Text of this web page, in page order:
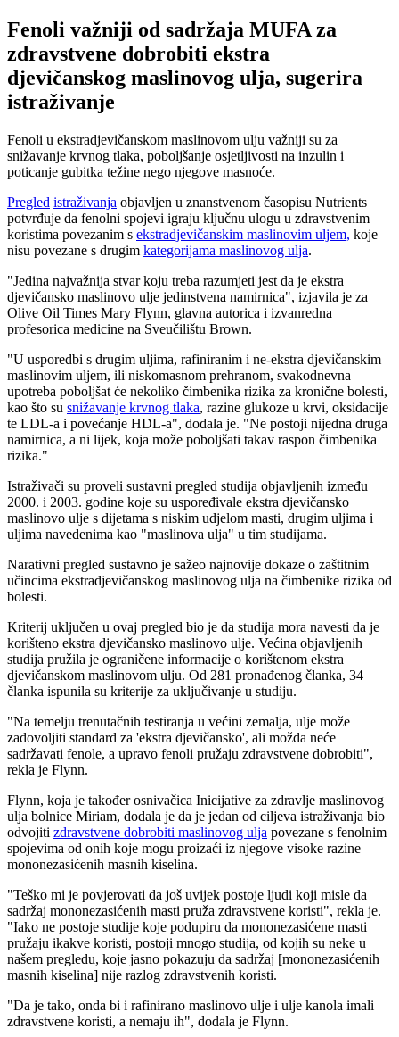
Fenoli važniji od sadržaja MUFA za
zdravstvene dobrobiti ekstra
djevičanskog maslinovog ulja, sugerira
istraživanje
Fenoli u ekstradjevičanskom maslinovom ulju važniji su za
snižavanje krvnog tlaka, poboljšanje osjetljivosti na inzulin i
poticanje gubitka težine nego njegove masnoće.
Pregled istraživanja objavljen u znanstvenom časopisu Nutrients
potvrđuje da fenolni spojevi igraju ključnu ulogu u zdravstvenim
koristima povezanim s ekstradjevičanskim maslinovim uljem, koje
nisu povezane s drugim kategorijama maslinovog ulja.
"Jedina najvažnija stvar koju treba razumjeti jest da je ekstra
djevičansko maslinovo ulje jedinstvena namirnica", izjavila je za
Olive Oil Times Mary Flynn, glavna autorica i izvanredna
profesorica medicine na Sveučilištu Brown.
"U usporedbi s drugim uljima, rafiniranim i ne-ekstra djevičanskim
maslinovim uljem, ili niskomasnom prehranom, svakodnevna
upotreba poboljšat će nekoliko čimbenika rizika za kronične bolesti,
kao što su snižavanje krvnog tlaka, razine glukoze u krvi, oksidacije
te LDL-a i povećanje HDL-a", dodala je. "Ne postoji nijedna druga
namirnica, a ni lijek, koja može poboljšati takav raspon čimbenika
rizika."
Istraživači su proveli sustavni pregled studija objavljenih između
2000. i 2003. godine koje su uspoređivale ekstra djevičansko
maslinovo ulje s dijetama s niskim udjelom masti, drugim uljima i
uljima navedenima kao "maslinova ulja" u tim studijama.
Narativni pregled sustavno je sažeo najnovije dokaze o zaštitnim
učincima ekstradjevičanskog maslinovog ulja na čimbenike rizika od
bolesti.
Kriterij uključen u ovaj pregled bio je da studija mora navesti da je
korišteno ekstra djevičansko maslinovo ulje. Većina objavljenih
studija pružila je ograničene informacije o korištenom ekstra
djevičanskom maslinovom ulju. Od 281 pronađenog članka, 34
članka ispunila su kriterije za uključivanje u studiju.
"Na temelju trenutačnih testiranja u većini zemalja, ulje može
zadovoljiti standard za 'ekstra djevičansko', ali možda neće
sadržavati fenole, a upravo fenoli pružaju zdravstvene dobrobiti",
rekla je Flynn.
Flynn, koja je također osnivačica Inicijative za zdravlje maslinovog
ulja bolnice Miriam, dodala je da je jedan od ciljeva istraživanja bio
odvojiti zdravstvene dobrobiti maslinovog ulja povezane s fenolnim
spojevima od onih koje mogu proizaći iz njegove visoke razine
mononezasićenih masnih kiselina.
"Teško mi je povjerovati da još uvijek postoje ljudi koji misle da
sadržaj mononezasićenih masti pruža zdravstvene koristi", rekla je.
"Iako ne postoje studije koje podupiru da mononezasićene masti
pružaju ikakve koristi, postoji mnogo studija, od kojih su neke u
našem pregledu, koje jasno pokazuju da sadržaj [mononezasićenih
masnih kiselina] nije razlog zdravstvenih koristi.
"Da je tako, onda bi i rafinirano maslinovo ulje i ulje kanola imali
zdravstvene koristi, a nemaju ih", dodala je Flynn.